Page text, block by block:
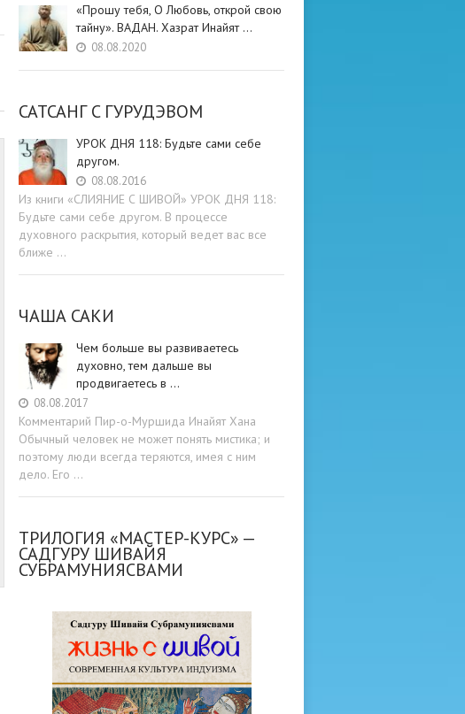
«Прошу тебя, О Любовь, открой свою
тайну». ВАДАН. Хазрат Инайят …
08.08.2020
САТСАНГ C ГУРУДЭВОМ
УРОК ДНЯ 118: Будьте cами cебе
другом.
08.08.2016
Из книги «СЛИЯНИЕ С ШИВОЙ» УРОК ДНЯ 118:
Будьте cами cебе другом. В процессе
духовного раскрытия, который ведет вас все
ближе …
ЧАША САКИ
Чем больше вы развиваетесь
духовно, тем дальше вы
продвигаетесь в …
08.08.2017
Комментарий Пир-о-Муршида Инайят Хана
Обычный человек не может понять мистика; и
поэтому люди всегда теряются, имея с ним
дело. Его …
ТРИЛОГИЯ «МАСТЕР-КУРС» —
САДГУРУ ШИВАЙЯ
СУБРАМУНИЯСВАМИ